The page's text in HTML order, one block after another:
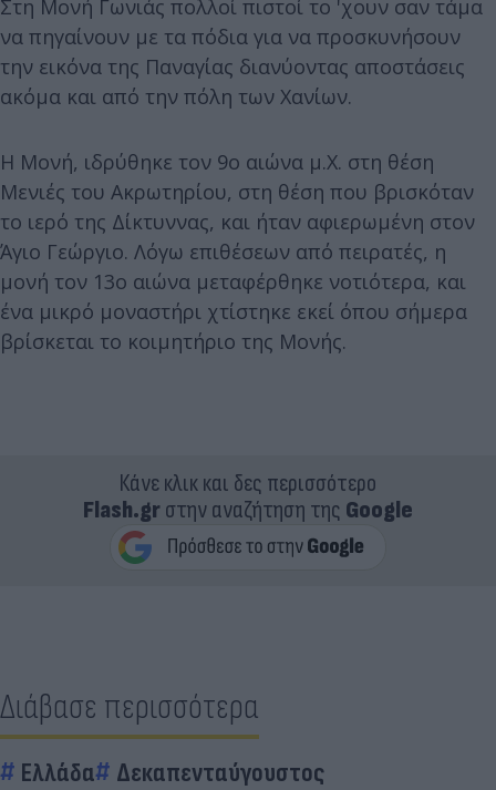
Στη Μονή Γωνιάς πολλοί πιστοί το 'χουν σαν τάμα
να πηγαίνουν με τα πόδια για να προσκυνήσουν
την εικόνα της Παναγίας διανύοντας αποστάσεις
ακόμα και από την πόλη των Χανίων.
Η Μονή, ιδρύθηκε τον 9ο αιώνα μ.Χ. στη θέση
Μενιές του Ακρωτηρίου, στη θέση που βρισκόταν
το ιερό της Δίκτυννας, και ήταν αφιερωμένη στον
Άγιο Γεώργιο. Λόγω επιθέσεων από πειρατές, η
μονή τον 13ο αιώνα μεταφέρθηκε νοτιότερα, και
ένα μικρό μοναστήρι χτίστηκε εκεί όπου σήμερα
βρίσκεται το κοιμητήριο της Μονής.
Κάνε κλικ και δες περισσότερο
Flash.grστην αναζήτηση της Google
Διάβασε περισσότερα
Ελλάδα Δεκαπενταύγουστος